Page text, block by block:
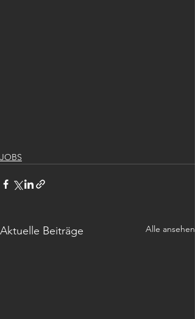
JOBS
Aktuelle Beiträge Alle ansehen